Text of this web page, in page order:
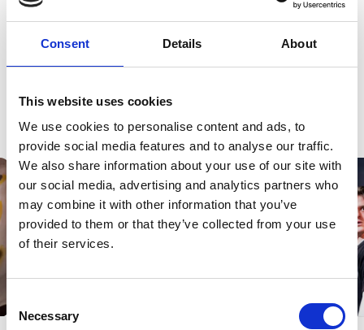
Consent Details About
This website uses cookies
We use cookies to personalise content and ads, to
provide social media features and to analyse our traffic.
We also share information about your use of our site with
our social media, advertising and analytics partners who
may combine it with other information that you’ve
provided to them or that they’ve collected from your use
of their services.
Selection
Necessary
Fel rhan o ddathliadau Richard Burton 100 y Coleg,
ac yna sesiwn holi ac ateb gyda’r cyfarwyddwr Marc Evans,
Ac fel teyrnged, roedd cynhyrchiad Cwmni Richard Burton
y tymor hwn yn cynnwys fersiwn o ‘Hamlet’, un o brif
ddramâu Shakespeare a gysylltir â Burton.